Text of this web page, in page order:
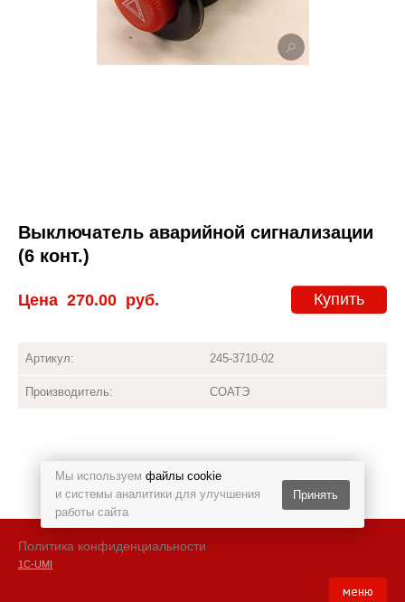
Мы используем файлы cookie
и системы аналитики для улучшения
работы сайта
Принять
Выключатель аварийной сигнализации
(6 конт.)
Купить
Цена 270.00 руб.
Артикул: 245-3710-02
Производитель: СОАТЭ
Политика конфиденциальности
1С-UMI
меню